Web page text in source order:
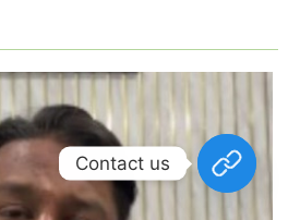
Contact us